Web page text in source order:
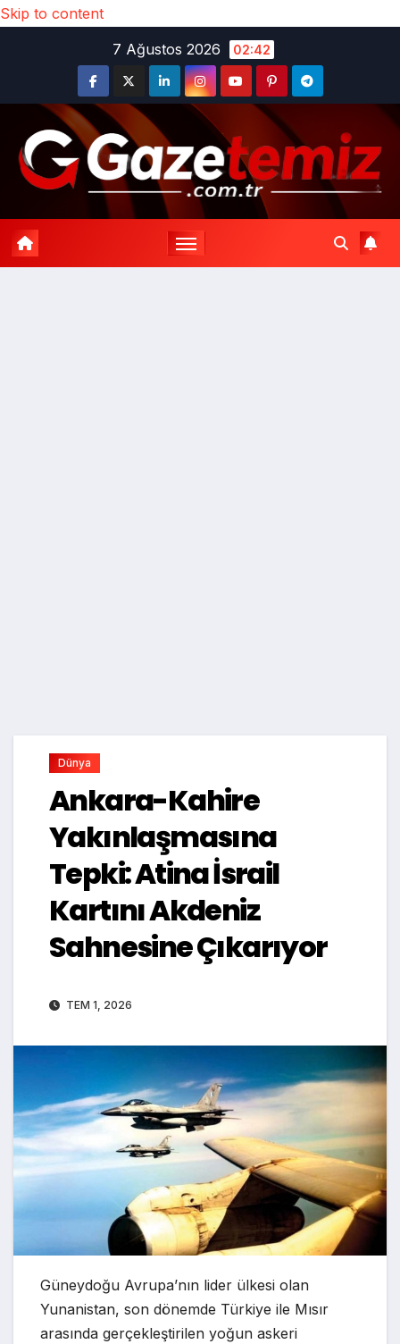
Skip to content
7 Ağustos 2026
02:42
Dünya
Ankara-Kahire
Yakınlaşmasına
Tepki: Atina İsrail
Kartını Akdeniz
Sahnesine Çıkarıyor
TEM 1, 2026
Güneydoğu Avrupa’nın lider ülkesi olan
Yunanistan, son dönemde Türkiye ile Mısır
arasında gerçekleştirilen yoğun askeri